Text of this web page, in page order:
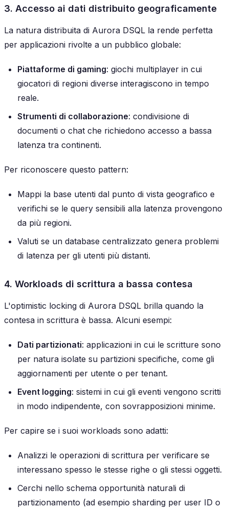
3. Accesso ai dati distribuito geograficamente
La natura distribuita di Aurora DSQL la rende perfetta
per applicazioni rivolte a un pubblico globale:
Piattaforme di gaming: giochi multiplayer in cui
giocatori di regioni diverse interagiscono in tempo
reale.
Strumenti di collaborazione: condivisione di
documenti o chat che richiedono accesso a bassa
latenza tra continenti.
Per riconoscere questo pattern:
Mappi la base utenti dal punto di vista geografico e
verifichi se le query sensibili alla latenza provengono
da più regioni.
Valuti se un database centralizzato genera problemi
di latenza per gli utenti più distanti.
4. Workloads di scrittura a bassa contesa
L'optimistic locking di Aurora DSQL brilla quando la
contesa in scrittura è bassa. Alcuni esempi:
Dati partizionati: applicazioni in cui le scritture sono
per natura isolate su partizioni specifiche, come gli
aggiornamenti per utente o per tenant.
Event logging: sistemi in cui gli eventi vengono scritti
in modo indipendente, con sovrapposizioni minime.
Per capire se i suoi workloads sono adatti:
Analizzi le operazioni di scrittura per verificare se
interessano spesso le stesse righe o gli stessi oggetti.
Cerchi nello schema opportunità naturali di
partizionamento (ad esempio sharding per user ID o